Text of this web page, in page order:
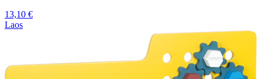
13,10 €
Laos